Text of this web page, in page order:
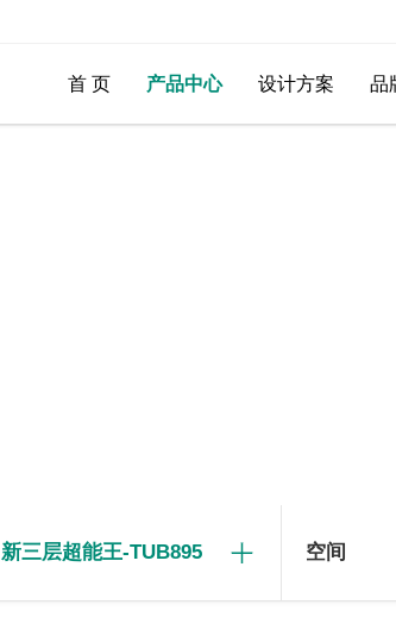
首 页 产品中心 设计方案 品
新三层超能王-TUB895 空间